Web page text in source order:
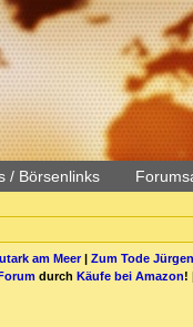
/ Börsenlinks
am Meer| Zum Tode
durch Käufe bei Amazon!